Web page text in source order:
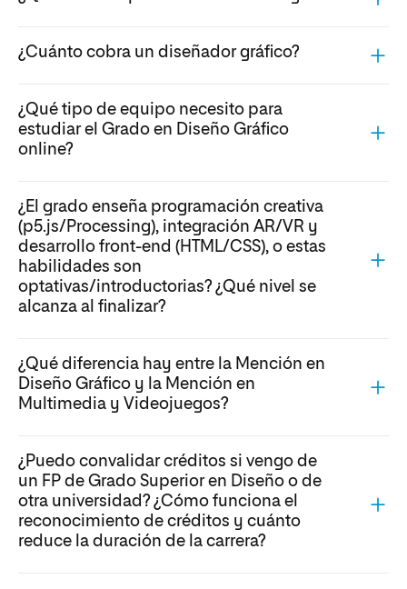
¿Cuánto cobra un diseñador gráfico?
¿Qué tipo de equipo necesito para
estudiar el Grado en Diseño Gráfico
online?
¿El grado enseña programación creativa
(p5.js/Processing), integración AR/VR y
desarrollo front-end (HTML/CSS), o estas
habilidades son
optativas/introductorias? ¿Qué nivel se
alcanza al finalizar?
¿Qué diferencia hay entre la Mención en
Diseño Gráfico y la Mención en
Multimedia y Videojuegos?
¿Puedo convalidar créditos si vengo de
un FP de Grado Superior en Diseño o de
otra universidad? ¿Cómo funciona el
reconocimiento de créditos y cuánto
reduce la duración de la carrera?